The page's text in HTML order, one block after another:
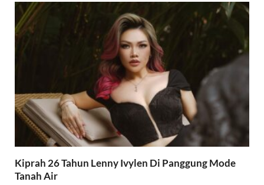
Kiprah 26 Tahun Lenny Ivylen Di Panggung Mode
Tanah Air